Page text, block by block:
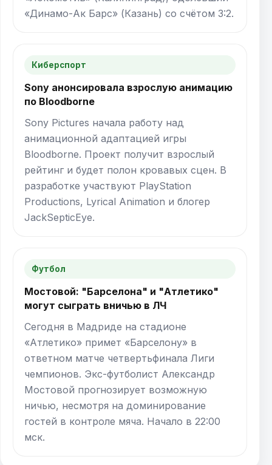
«Динамо-Ак Барс» (Казань) со счётом 3:2.
Киберспорт
Sony анонсировала взрослую анимацию
по Bloodborne
Sony Pictures начала работу над
анимационной адаптацией игры
Bloodborne. Проект получит взрослый
рейтинг и будет полон кровавых сцен. В
разработке участвуют PlayStation
Productions, Lyrical Animation и блогер
JackSepticEye.
Футбол
Мостовой: "Барселона" и "Атлетико"
могут сыграть вничью в ЛЧ
Сегодня в Мадриде на стадионе
«Атлетико» примет «Барселону» в
ответном матче четвертьфинала Лиги
чемпионов. Экс-футболист Александр
Мостовой прогнозирует возможную
ничью, несмотря на доминирование
гостей в контроле мяча. Начало в 22:00
мск.